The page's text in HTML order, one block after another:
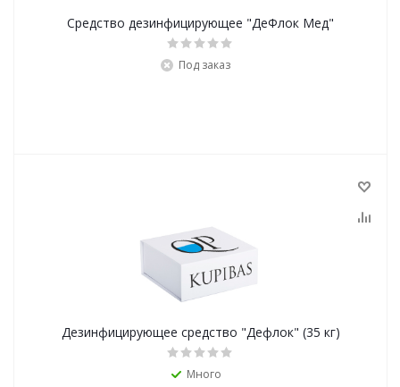
Средство дезинфицирующее "ДеФлок Мед"
Под заказ
Дезинфицирующее средство "Дефлок" (35 кг)
Много